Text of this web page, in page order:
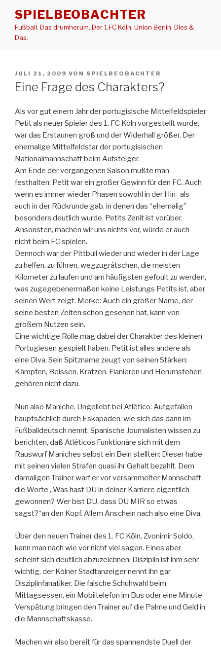
Inhalt
springen
SPIELBEOBACHTER
Fußball. Das drumherum. Der 1.FC Köln. Union Berlin. Dies &
Das.
VERÖFFENTLICHT
AM
JULI 21, 2009 VON SPIELBEOBACHTER
Eine Frage des Charakters?
Als vor gut einem Jahr der portugisische Mittelfeldspieler
Petit als neuer Spieler des 1. FC Köln vorgestellt wurde,
war das Erstaunen groß und der Widerhall größer. Der
ehemalige Mittelfeldstar der portugisischen
Nationalmannschaft beim Aufsteiger.
Am Ende der vergangenen Saison mußte man
festhalten: Petit war ein großer Gewinn für den FC. Auch
wenn es immer wieder Phasen sowohl in der Hin- als
auch in der Rückrunde gab, in denen das “ehemalig”
besonders deutlich wurde. Petits Zenit ist vorüber.
Ansonsten, machen wir uns nichts vor, würde er auch
nicht beim FC spielen.
Dennoch war der Pittbull wieder und wieder in der Lage
zu helfen, zu führen, wegzugrätschen, die meisten
Kilometer zu laufen und am häufigsten gefoult zu werden,
was zugegebenermaßen keine Leistungs Petits ist, aber
seinen Wert zeigt. Merke: Auch ein großer Name, der
seine besten Zeiten schon gesehen hat, kann von
großem Nutzen sein.
Eine wichtige Rolle mag dabei der Charakter des kleinen
Portugiesen gespielt haben. Petit ist alles andere als
eine Diva. Sein Spitzname zeugt von seinen Stärken:
Kämpfen, Beissen, Kratzen. Flanieren und Herumstehen
gehören nicht dazu.
Nun also Maniche. Ungeliebt bei Atlético. Aufgefallen
hauptsächlich durch Eskapaden, wie sich das dann im
Fußballdeutsch nennt. Spanische Journalisten wissen zu
berichten, daß Atléticos Funktionäre sich mit dem
Rauswurf Maniches selbst ein Bein stellten: Dieser habe
mit seinen vielen Strafen quasi ihr Gehalt bezahlt. Dem
damaligen Trainer warf er vor versammelter Mannschaft
die Worte „Was hast DU in deiner Karriere eigentlich
gewonnen? Wer bist DU, dass DU MIR so etwas
sagst?“an den Kopf. Allem Anschein nach also eine Diva.
Über den neuen Trainer des 1. FC Köln, Zvonimir Soldo,
kann man nach wie vor nicht viel sagen. Eines aber
scheint sich deutlich abzuzeichnen: Disziplin ist ihm sehr
wichtig, der Kölner Stadtanzeiger nennt ihn gar
Disziplinfanatiker. Die falsche Schuhwahl beim
Mittagsessen, ein Mobiltelefon im Bus oder eine Minute
Verspätung bringen den Trainer auf die Palme und Geld in
die Mannschaftskasse.
Machen wir also bereit für das spannendste Duell der